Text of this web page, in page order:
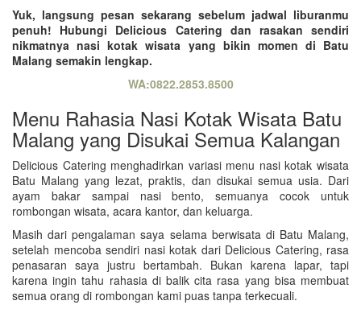
Yuk, langsung pesan sekarang sebelum jadwal liburanmu
penuh! Hubungi Delicious Catering dan rasakan sendiri
nikmatnya nasi kotak wisata yang bikin momen di Batu
Malang semakin lengkap.
WA:0822.2853.8500
Menu Rahasia Nasi Kotak Wisata Batu
Malang yang Disukai Semua Kalangan
Delicious Catering menghadirkan variasi menu nasi kotak wisata
Batu Malang yang lezat, praktis, dan disukai semua usia. Dari
ayam bakar sampai nasi bento, semuanya cocok untuk
rombongan wisata, acara kantor, dan keluarga.
Masih dari pengalaman saya selama berwisata di Batu Malang,
setelah mencoba sendiri nasi kotak dari Delicious Catering, rasa
penasaran saya justru bertambah. Bukan karena lapar, tapi
karena ingin tahu rahasia di balik cita rasa yang bisa membuat
semua orang di rombongan kami puas tanpa terkecuali.